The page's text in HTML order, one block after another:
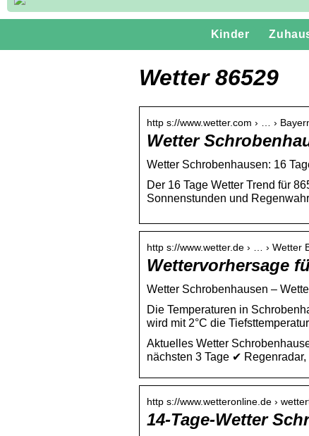
Kinder
Wetter 86529
http s://www.wetter.com › … ›
Wetter
Wetter Schrobenhausen: 16
Der 16 Tage Wetter Trend für
Sonnenstunden und
http s://www.wetter.de › … › Wetter
Wettervorhersage
Wetter Schrobenhausen –
Die Temperaturen in
wird mit 2°C die
Aktuelles Wetter
nächsten 3 Tage ✔
http s://www.wetteronline.de ›
14-Tage-Wetter